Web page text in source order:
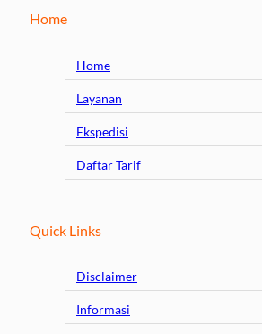
Home
Home
Layanan
Ekspedisi
Daftar Tarif
Quick Links
Disclaimer
Informasi